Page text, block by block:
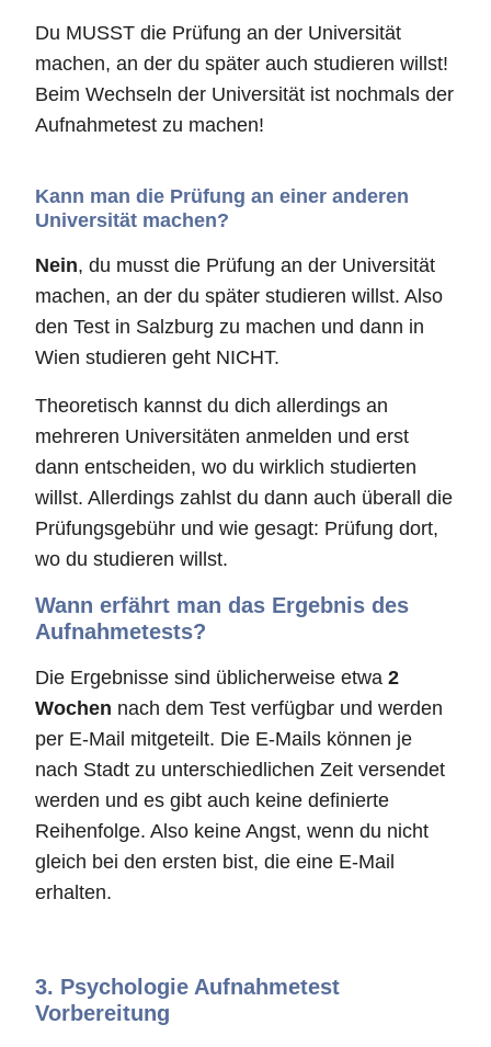
Du MUSST die Prüfung an der Universität
machen, an der du später auch studieren willst!
Beim Wechseln der Universität ist nochmals der
Aufnahmetest zu machen!
Kann man die Prüfung an einer anderen
Universität machen?
Nein, du musst die Prüfung an der Universität
machen, an der du später studieren willst. Also
den Test in Salzburg zu machen und dann in
Wien studieren geht NICHT.
Theoretisch kannst du dich allerdings an
mehreren Universitäten anmelden und erst
dann entscheiden, wo du wirklich studierten
willst. Allerdings zahlst du dann auch überall die
Prüfungsgebühr und wie gesagt: Prüfung dort,
wo du studieren willst.
Wann erfährt man das Ergebnis des
Aufnahmetests?
Die Ergebnisse sind üblicherweise etwa 2
Wochen nach dem Test verfügbar und werden
per E-Mail mitgeteilt. Die E-Mails können je
nach Stadt zu unterschiedlichen Zeit versendet
werden und es gibt auch keine definierte
Reihenfolge. Also keine Angst, wenn du nicht
gleich bei den ersten bist, die eine E-Mail
erhalten.
3. Psychologie Aufnahmetest
Vorbereitung